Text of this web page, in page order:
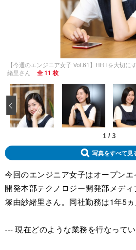
【今週のエンジニア女子 Vol.61】HRTを大切
緒里さん
全 11 枚
1 / 3
‹
写真をすべて見
今回のエンジニア女子はオープン
開発本部テクノロジー開発部メデ
塚由紗緒里さん。同社勤務は1年5ヵ
--- 現在どのような業務を行なって